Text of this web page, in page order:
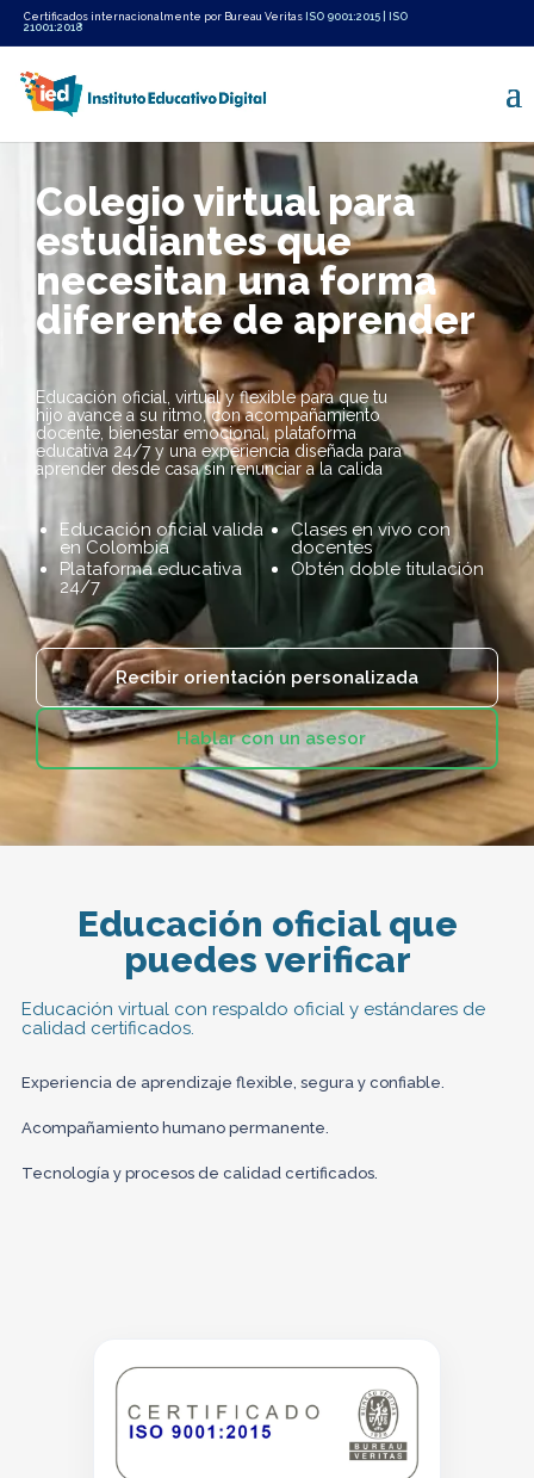
Certificados internacionalmente por Bureau Veritas ISO 9001:2015
ISO
21001:2018
Colegio virtual para
estudiantes que
necesitan una forma
diferente de aprender
Educación oficial, virtual y flexible para que tu
hijo avance a su ritmo, con acompañamiento
docente, bienestar emocional, plataforma
educativa 24/7 y una experiencia diseñada para
aprender desde casa sin renunciar a la calida
Educación oficial valida
en Colombia
Clases en vivo con
docentes
Plataforma educativa
24/7
Obtén doble titulación
Recibir orientación personalizada
Hablar con un asesor
Educación oficial que
puedes verificar
Educación virtual con respaldo oficial y estándares de
calidad certificados.
Experiencia de aprendizaje flexible, segura y confiable.
Acompañamiento humano permanente.
Tecnología y procesos de calidad certificados.